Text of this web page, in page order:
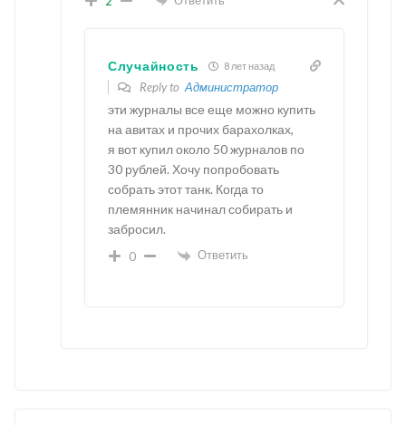
Случайность 8 лет назад
Reply toАдминистратор
эти журналы все еще можно купить
на авитах и прочих барахолках,
я вот купил около 50 журналов по
30 рублей. Хочу попробовать
собрать этот танк. Когда то
племянник начинал собирать и
забросил.
0 Ответить